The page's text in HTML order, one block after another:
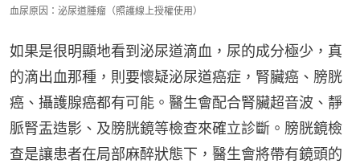
血尿原因：泌尿道腫瘤（照護線上授權使用）
如果是很明顯地看到泌尿道滴血，尿的成分極少，真
的滴出血那種，則要懷疑泌尿道癌症，腎臟癌、膀胱
癌、攝護腺癌都有可能。醫生會配合腎臟超音波、靜
脈腎盂造影、及膀胱鏡等檢查來確立診斷。膀胱鏡檢
查是讓患者在局部麻醉狀態下，醫生會將帶有鏡頭的